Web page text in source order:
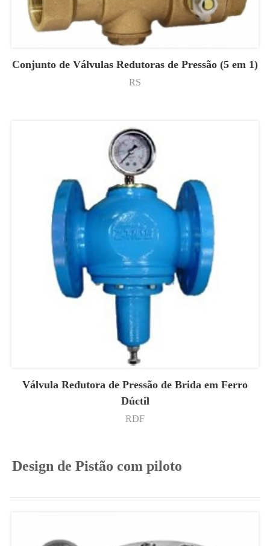
Conjunto de Válvulas Redutoras de Pressão (5 em 1)
RS
Válvula Redutora de Pressão de Brida em Ferro
Dúctil
RDF
Design de Pistão com piloto